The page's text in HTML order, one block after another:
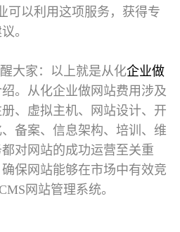
可以利用这项服务，获得专
。
大家：以上就是从化企业做
。 从化企业做网站费用 涉及
、虚拟主机、网站设计、开
备案、信息架构、培训、维
对网站的成功运营至关重
保网站能够在市场中有效竞
网站管理系统。